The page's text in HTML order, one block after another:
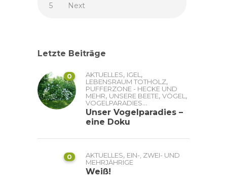
5 Next
Letzte Beiträge
0 AKTUELLES, IGEL ,
LEBENSRAUM TOTHOLZ,
PUFFERZONE - HECKE UND
MEHR, UNSERE BEETE, VÖGEL ,
VOGELPARADIES...
Unser Vogelparadies –
eine Doku
0 AKTUELLES, EIN-, ZWEI- UND
MEHRJÄHRIGE
Weiß!